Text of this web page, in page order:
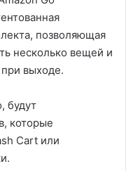
позволяющая
несколько вещей и
выходе.
будут
которые
Cart или